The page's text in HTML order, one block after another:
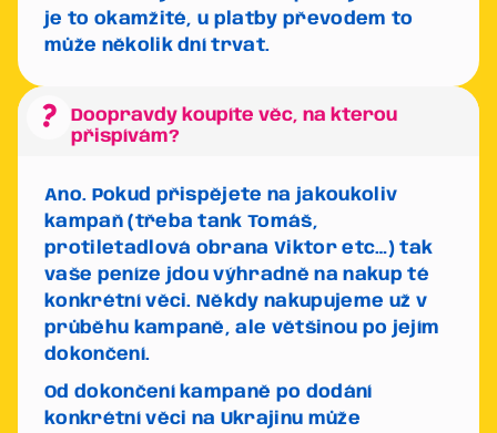
je to okamžité, u platby převodem to
může několik dní trvat.
question_mark
Doopravdy koupíte věc, na kterou
přispívám?
Ano. Pokud přispějete na jakoukoliv
kampaň (třeba tank Tomáš,
protiletadlová obrana Viktor etc…) tak
vaše peníze jdou výhradně na nakup té
konkrétní věci. Někdy nakupujeme už v
průběhu kampaně, ale většinou po jejím
dokončení.
Od dokončení kampaně po dodání
konkrétní věci na Ukrajinu může